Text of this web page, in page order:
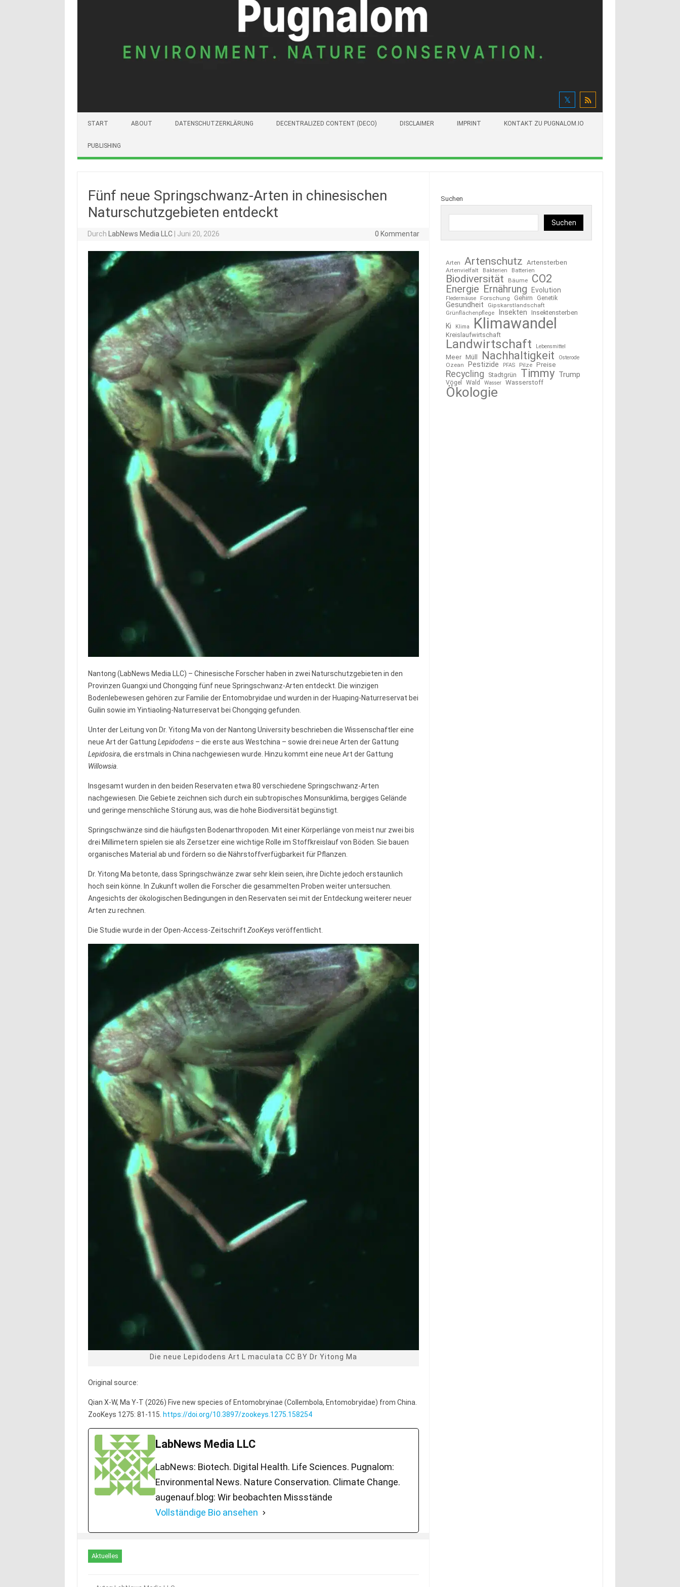
START ABOUT DATENSCHUTZERKLÄRUNG DECENTRALIZED CONTENT (DECO) DISCLAIMER IMPRINT KONTAKT ZU PUGNALOM.IO
PUBLISHING
Fünf neue Springschwanz-Arten in chinesischen
Naturschutzgebieten entdeckt
Durch LabNews Media LLC Juni 20, 2026 0 Kommentar
Nantong (LabNews Media LLC) – Chinesische Forscher haben in zwei Naturschutzgebieten in den
Provinzen Guangxi und Chongqing fünf neue Springschwanz-Arten entdeckt. Die winzigen
Bodenlebewesen gehören zur Familie der Entomobryidae und wurden in der Huaping-Naturreservat bei
Guilin sowie im Yintiaoling-Naturreservat bei Chongqing gefunden.
Unter der Leitung von Dr. Yitong Ma von der Nantong University beschrieben die Wissenschaftler eine
neue Art der Gattung Lepidodens– die erste aus Westchina – sowie drei neue Arten der Gattung
Lepidosira, die erstmals in China nachgewiesen wurde. Hinzu kommt eine neue Art der Gattung
Willowsia.
Insgesamt wurden in den beiden Reservaten etwa 80 verschiedene Springschwanz-Arten
nachgewiesen. Die Gebiete zeichnen sich durch ein subtropisches Monsunklima, bergiges Gelände
und geringe menschliche Störung aus, was die hohe Biodiversität begünstigt.
Springschwänze sind die häufigsten Bodenarthropoden. Mit einer Körperlänge von meist nur zwei bis
drei Millimetern spielen sie als Zersetzer eine wichtige Rolle im Stoffkreislauf von Böden. Sie bauen
organisches Material ab und fördern so die Nährstoffverfügbarkeit für Pflanzen.
Dr. Yitong Ma betonte, dass Springschwänze zwar sehr klein seien, ihre Dichte jedoch erstaunlich
hoch sein könne. In Zukunft wollen die Forscher die gesammelten Proben weiter untersuchen.
Angesichts der ökologischen Bedingungen in den Reservaten sei mit der Entdeckung weiterer neuer
Arten zu rechnen.
Die Studie wurde in der Open-Access-Zeitschrift ZooKeysveröffentlicht.
Die neue Lepidodens Art L maculata CC BY Dr Yitong Ma
Original source:
Qian X-W, Ma Y-T (2026) Five new species of Entomobryinae (Collembola, Entomobryidae) from China.
ZooKeys 1275: 81-115. https://doi.org/10.3897/zookeys.1275.158254
LabNews Media LLC
LabNews: Biotech. Digital Health. Life Sciences. Pugnalom:
Environmental News. Nature Conservation. Climate Change.
augenauf.blog: Wir beobachten Missstände
Vollständige Bio ansehen
Aktuelles
Suchen
Suchen
Arten Artenschutz Artensterben
Artenvielfalt Bakterien Batterien
Biodiversität Bäume CO2
Energie Ernährung Evolution
Fledermäuse Forschung Gehirn Genetik
Gesundheit Gipskarstlandschaft
Grünflächenpflege Insekten Insektensterben
Ki Klima Klimawandel
Kreislaufwirtschaft
Landwirtschaft Lebensmittel
Meer Müll Nachhaltigkeit Osterode
Ozean Pestizide PFAS Pilze Preise
Recycling Stadtgrün Timmy Trump
Vögel Wald Wasser Wasserstoff
Ökologie